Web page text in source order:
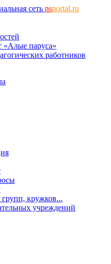
сеть nsportal.ru
«Алые паруса»
работников
кружков...
учреждений